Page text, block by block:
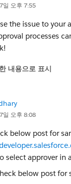
일 오후 7:55
the issue to your
processes
내용으로 표시
일 오후 8:08
below post for
select approver in